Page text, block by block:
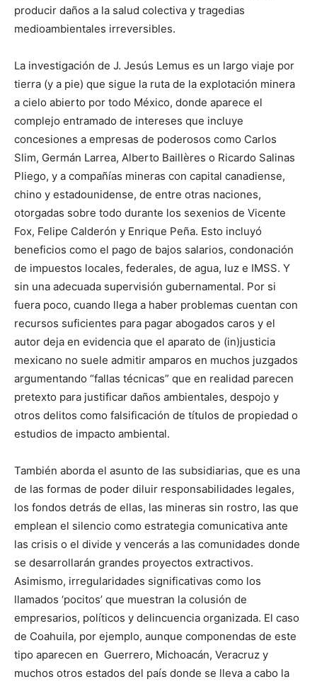
producir daños a la salud colectiva y tragedias
medioambientales irreversibles.
La investigación de J. Jesús Lemus es un largo viaje por
tierra (y a pie) que sigue la ruta de la explotación minera
a cielo abierto por todo México, donde aparece el
complejo entramado de intereses que incluye
concesiones a empresas de poderosos como Carlos
Slim, Germán Larrea, Alberto Baillères o Ricardo Salinas
Pliego, y a compañías mineras con capital canadiense,
chino y estadounidense, de entre otras naciones,
otorgadas sobre todo durante los sexenios de Vicente
Fox, Felipe Calderón y Enrique Peña. Esto incluyó
beneficios como el pago de bajos salarios, condonación
de impuestos locales, federales, de agua, luz e IMSS. Y
sin una adecuada supervisión gubernamental. Por si
fuera poco, cuando llega a haber problemas cuentan con
recursos suficientes para pagar abogados caros y el
autor deja en evidencia que el aparato de (in)justicia
mexicano no suele admitir amparos en muchos juzgados
argumentando “fallas técnicas” que en realidad parecen
pretexto para justificar daños ambientales, despojo y
otros delitos como falsificación de títulos de propiedad o
estudios de impacto ambiental.
También aborda el asunto de las subsidiarias, que es una
de las formas de poder diluir responsabilidades legales,
los fondos detrás de ellas, las mineras sin rostro, las que
emplean el silencio como estrategia comunicativa ante
las crisis o el divide y vencerás a las comunidades donde
se desarrollarán grandes proyectos extractivos.
Asimismo, irregularidades significativas como los
llamados ‘pocitos’ que muestran la colusión de
empresarios, políticos y delincuencia organizada. El caso
de Coahuila, por ejemplo, aunque componendas de este
tipo aparecen en Guerrero, Michoacán, Veracruz y
muchos otros estados del país donde se lleva a cabo la